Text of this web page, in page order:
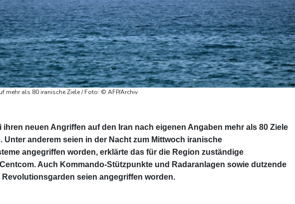
mehr als 80 iranische Ziele / Foto: © AFP/Archiv
ihren neuen Angriffen auf den Iran nach eigenen Angaben mehr als 80 Ziele
Unter anderem seien in der Nacht zum Mittwoch iranische
angegriffen worden, erklärte das für die Region zuständige
Auch Kommando-Stützpunkte und Radaranlagen sowie dutzende
seien angegriffen worden.